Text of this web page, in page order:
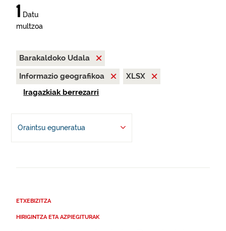
1 Datu
multzoa
Barakaldoko Udala
Informazio geografikoa
XLSX
Iragazkiak berrezarri
Oraintsu eguneratua
ETXEBIZITZA
HIRIGINTZA ETA AZPIEGITURAK